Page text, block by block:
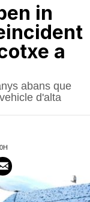
in
a
abans que
d'alta